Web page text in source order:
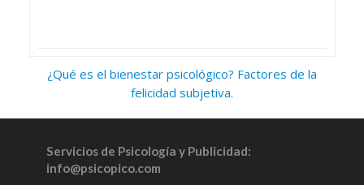
¿Qué es el bienestar psicológico? Factores de la
felicidad subjetiva.
Servicios de Psicología y Publicidad:
info@psicopico.com